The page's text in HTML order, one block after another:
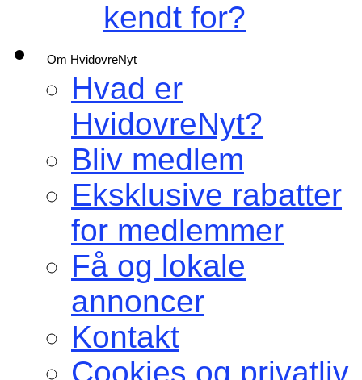
kendt for?
Om HvidovreNyt
Hvad er
HvidovreNyt?
Bliv medlem
Eksklusive rabatter
for medlemmer
Få og lokale
annoncer
Kontakt
Cookies og privatliv